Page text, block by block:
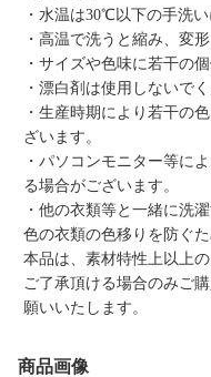
・水温は30℃以下の手洗
・高温で洗うと縮み、変
・サイズや色味に若干の
・漂白剤は使用しないでく
・生産時期により若干の
ざいます。
・パソコンモニター等に
る場合がございます。
・他の衣類等と一緒に洗
色の衣類の色移りを防ぐ
本品は、素材特性上以上
ご了承頂ける場合のみご
願いいたします。
商品画像